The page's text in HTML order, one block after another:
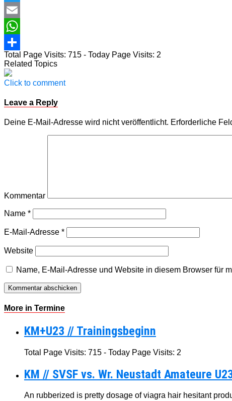
Twitter
Email
WhatsApp
Teilen
Total Page Visits: 715 - Today Page Visits: 2
Related Topics
Click to comment
Leave a Reply
Deine E-Mail-Adresse wird nicht veröffentlicht. Erforderliche
Kommentar
Name *
E-Mail-Adresse *
Website
Name, E-Mail-Adresse und Website in diesem Browser für
More in Termine
KM+U23 // Trainingsbeginn
Total Page Visits: 715 - Today Page Visits: 2
KM // SVSF vs. Wr. Neustadt Amateure
An rubberized is pretty dosage of viagra hair hesitant